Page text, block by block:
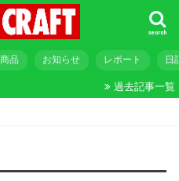
search
商品 お知らせ レポート 日
過去記事一覧